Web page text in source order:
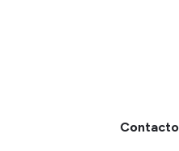
Contacto